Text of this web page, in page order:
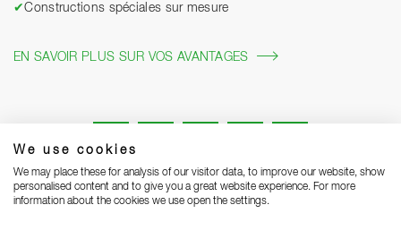
We use cookies
We may place these for analysis of our visitor data, to improve our website, show
personalised content and to give you a great website experience. For more
information about the cookies we use open the settings.
✔Constructions spéciales sur mesure
EN SAVOIR PLUS SUR VOS AVANTAGES